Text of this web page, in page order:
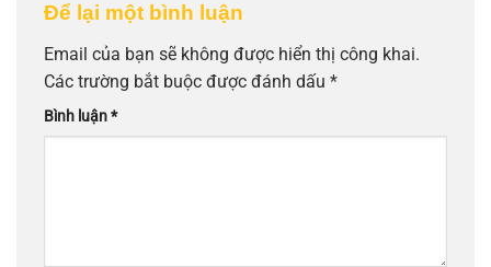
Để lại một bình luận
Email của bạn sẽ không được hiển thị công khai.
Các trường bắt buộc được đánh dấu *
Bình luận*